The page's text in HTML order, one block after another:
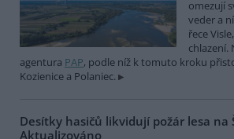
omezují
veder a
řece
chlazení.
agentura PAP, podle níž k tomuto kroku
Kozienice a Polaniec.
Desítky hasičů likvidují požár lesa na
Aktualizováno